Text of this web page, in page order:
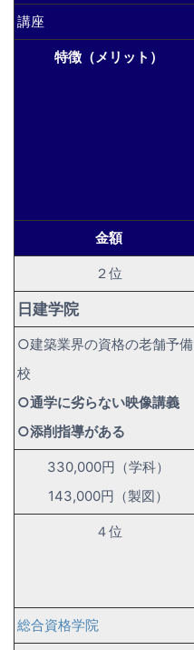
講座
特徴（メリット）
金額
２位
日建学院
○建築業界の資格の老舗予備
校
○通学に劣らない映像講義
○添削指導がある
330,000円（学科）
143,000円（製図）
４位
総合資格学院